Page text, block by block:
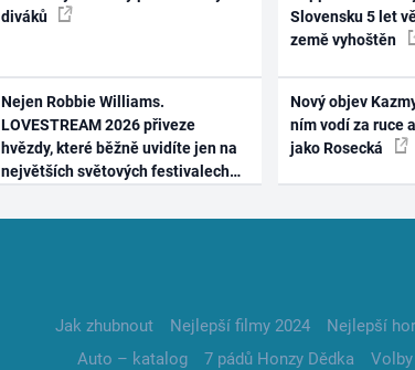
diváků
Nejen Robbie Williams.
LOVESTREAM 2026 přiveze
hvězdy, které běžně uvidíte jen na
největších světových festivalech
Slovensku 5 let
země vyhoštěn
Nový objev
ním vodí za ruce
jako Rosecká
Jak zhubnout Nejlepší filmy 2024 Nejlepší
Auto – katalog
7 pádů Honzy Dědka